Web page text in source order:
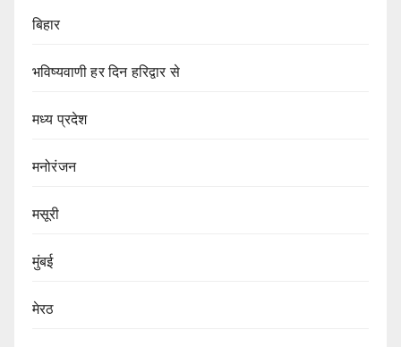
बिहार
भविष्यवाणी हर दिन हरिद्वार से
मध्य प्रदेश
मनोरंजन
मसूरी
मुंबई
मेरठ